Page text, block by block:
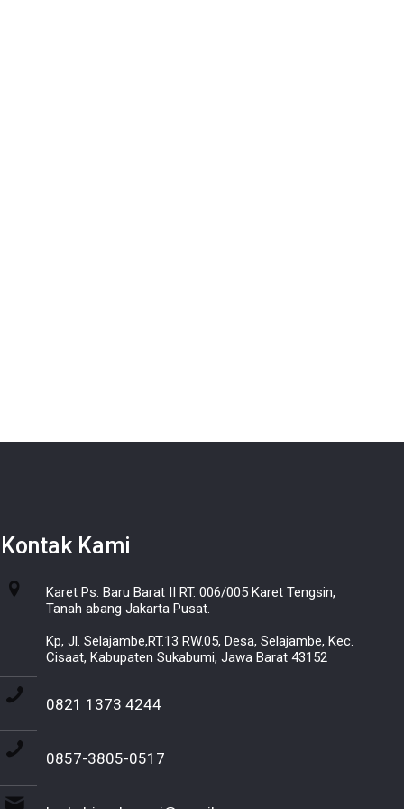
Kontak Kami
Karet Ps. Baru Barat II RT. 006/005 Karet Tengsin,
Tanah abang Jakarta Pusat.
Kp, Jl. Selajambe,RT.13 RW.05, Desa, Selajambe, Kec.
Cisaat, Kabupaten Sukabumi, Jawa Barat 43152
0821 1373 4244
0857-3805-0517